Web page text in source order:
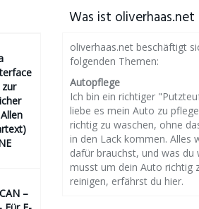
–
Was ist oliverhaas.net
oliverhaas.net beschäftigt
folgenden Themen:
Autopflege
Ich bin ein richtiger
liebe es mein Auto zu
richtig zu waschen, ohne
in den Lack kommen. Alles
dafür brauchst, und was du
musst um dein Auto richtig
reinigen, erfährst du hier.